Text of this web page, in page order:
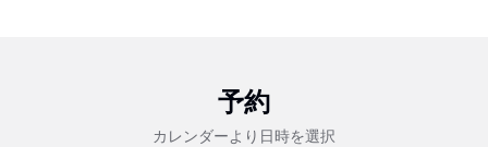
予約
カレンダーより日時を選択